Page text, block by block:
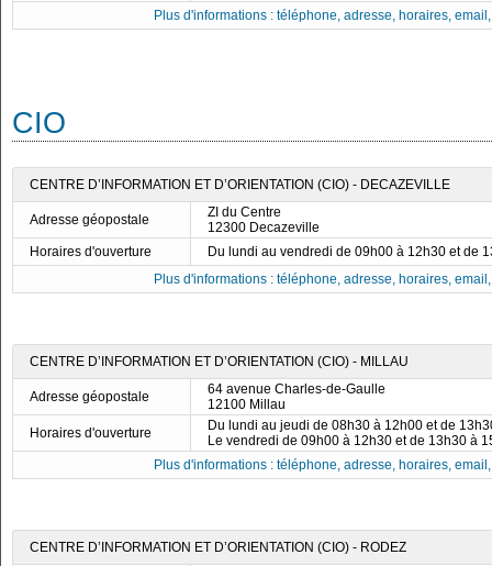
Plus d'informations : téléphone, adresse, horaires,
CIO
CENTRE D’INFORMATION ET D’ORIENTATION (CIO) - DECAZEVILLE
Adresse géopostale
ZI du Centre
12300 Decazeville
Horaires d'ouverture
Du lundi au vendredi de 09h00 à 12h30 et de
Plus d'informations : téléphone, adresse, horaires,
CENTRE D’INFORMATION ET D’ORIENTATION (CIO) - MILLAU
Adresse géopostale
64 avenue Charles-de-Gaulle
12100 Millau
Horaires d'ouverture
Du lundi au jeudi de 08h30 à 12h00 et de
Le vendredi de 09h00 à 12h30 et de 13h30 à
Plus d'informations : téléphone, adresse, horaires,
CENTRE D’INFORMATION ET D’ORIENTATION (CIO) - RODEZ